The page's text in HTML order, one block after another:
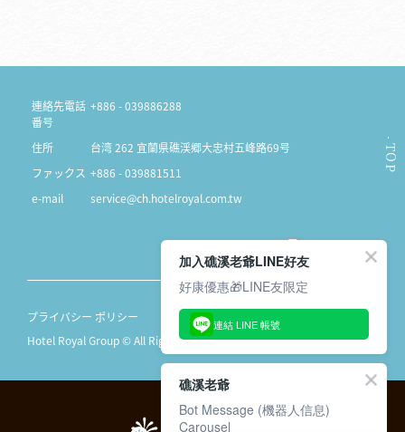
TOP
連絡先電話
番号
+886 - 039886288
住所
台湾 262 宜蘭県礁渓郷大忠村五峰路69号
ファックス +886 - 039881511
e-mail
service@ch.hotelroyal.com.tw
プライバシー ポリシー
Hotel Royal Group © All Rights Reserved.
加入礁溪老爺LINE好友
好康優惠🎁LINE友限定
連結 LINE 帳號
礁溪老爺
Bot Message (機器人信息)
Carousel